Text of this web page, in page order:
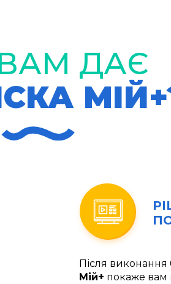
ДАЄ
Після
Мій+ покаже вам